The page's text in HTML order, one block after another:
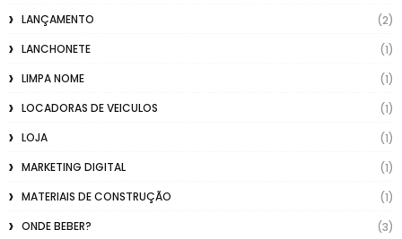
LANÇAMENTO
(2)
LANCHONETE
(1)
LIMPA NOME
(1)
LOCADORAS DE VEICULOS
(1)
LOJA
(1)
MARKETING DIGITAL
(1)
MATERIAIS DE CONSTRUÇÃO
(1)
ONDE BEBER?
(3)